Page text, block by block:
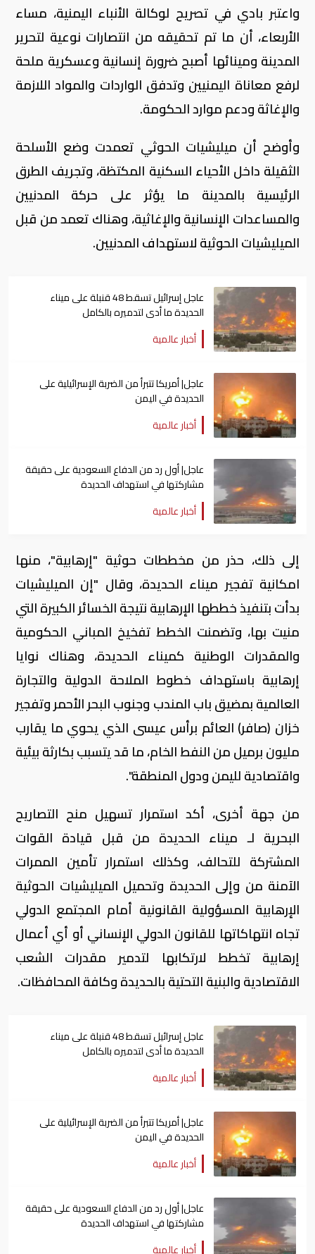
واعتبر بادي في تصريح لوكالة الأنباء اليمنية، مساء
الأربعاء، أن ما تم تحقيقه من انتصارات نوعية لتحرير
المدينة ومينائها أصبح ضرورة إنسانية وعسكرية ملحة
لرفع معاناة اليمنيين وتدفق الواردات والمواد اللازمة
والإغاثة ودعم موارد الحكومة.
وأوضح أن ميليشيات الحوثي تعمدت وضع الأسلحة
الثقيلة داخل الأحياء السكنية المكتظة، وتجريف الطرق
الرئيسية بالمدينة ما يؤثر على حركة المدنيين
والمساعدات الإنسانية والإغاثية، وهناك تعمد من قبل
الميليشيات الحوثية لاستهداف المدنيين.
عاجل إسرائيل تسقط 48 قنبلة على ميناء
الحديدة ما أدى لتدميره بالكامل
أخبار عالمية
عاجل| أمريكا تتبرأ من الضربة الإسرائيلية على
الحديدة في اليمن
أخبار عالمية
عاجل| أول رد من الدفاع السعودية على حقيقة
مشاركتها في استهداف الحديدة
أخبار عالمية
إلى ذلك، حذر من مخططات حوثية "إرهابية"، منها
امكانية تفجير ميناء الحديدة، وقال "إن الميليشيات
بدأت بتنفيذ خططها الإرهابية نتيجة الخسائر الكبيرة التي
منيت بها، وتضمنت الخطط تفخيخ المباني الحكومية
والمقدرات الوطنية كميناء الحديدة، وهناك نوايا
إرهابية باستهداف خطوط الملاحة الدولية والتجارة
العالمية بمضيق باب المندب وجنوب البحر الأحمر وتفجير
خزان (صافر) العائم برأس عيسى الذي يحوي ما يقارب
مليون برميل من النفط الخام، ما قد يتسبب بكارثة بيئية
واقتصادية لليمن ودول المنطقة".
من جهة أخرى، أكد استمرار تسهيل منح التصاريح
البحرية لـ ميناء الحديدة من قبل قيادة القوات
المشتركة للتحالف، وكذلك استمرار تأمين الممرات
الآمنة من وإلى الحديدة وتحميل الميليشيات الحوثية
الإرهابية المسؤولية القانونية أمام المجتمع الدولي
تجاه انتهاكاتها للقانون الدولي الإنساني أو أي أعمال
إرهابية تخطط لارتكابها لتدمير مقدرات الشعب
الاقتصادية والبنية التحتية بالحديدة وكافة المحافظات.
عاجل إسرائيل تسقط 48 قنبلة على ميناء
الحديدة ما أدى لتدميره بالكامل
أخبار عالمية
عاجل| أمريكا تتبرأ من الضربة الإسرائيلية على
الحديدة في اليمن
أخبار عالمية
عاجل| أول رد من الدفاع السعودية على حقيقة
مشاركتها في استهداف الحديدة
أخبار عالمية